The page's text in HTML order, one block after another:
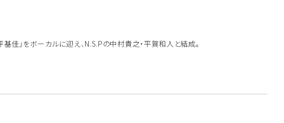
佳」をボーカルに迎え、N.S.Pの中村貴之・平賀和人と結成。